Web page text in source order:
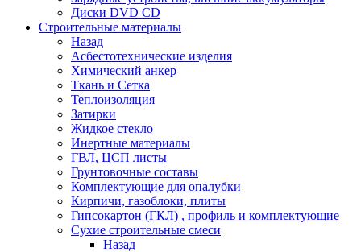
Диски DVD CD
Строительные материалы
Назад
Асбестотехнические изделия
Химический анкер
Ткань и Сетка
Теплоизоляция
Затирки
Жидкое стекло
Инертные материалы
ГВЛ, ЦСП листы
Грунтовочные составы
Комплектующие для опалубки
Кирпичи, газоблоки, плиты
Гипсокартон (ГКЛ) , профиль и комплектующие
Сухие строительные смеси
Назад